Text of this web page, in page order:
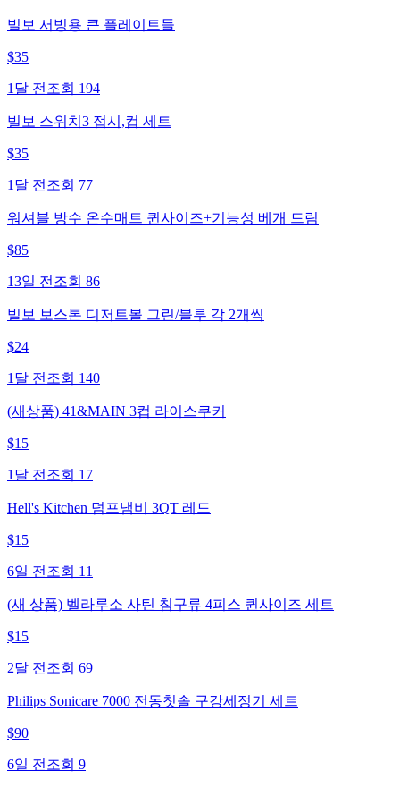
빌보 서빙용 큰 플레이트들
$35
1달 전 조회 194
빌보 스위치3 접시,컵 세트
$35
1달 전 조회 77
워셔블 방수 온수매트 퀸사이즈+기능성 베개 드림
$85
13일 전 조회 86
빌보 보스톤 디저트볼 그린/블루 각 2개씩
$24
1달 전 조회 140
(새상품) 41&MAIN 3컵 라이스쿠커
$15
1달 전 조회 17
Hell's Kitchen 덤프냄비 3QT 레드
$15
6일 전 조회 11
(새 상품) 벨라루소 사틴 침구류 4피스 퀸사이즈 세트
$15
2달 전 조회 69
Philips Sonicare 7000 전동칫솔 구강세정기 세트
$90
6일 전 조회 9